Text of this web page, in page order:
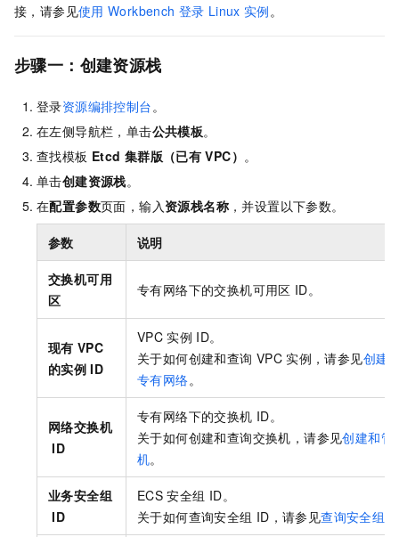
接，请参见使用 Workbench 登录 Linux 实例。
步骤一：创建资源栈
登录资源编排控制台。
在左侧导航栏，单击公共模板。
查找模板 Etcd 集群版（已有 VPC） 。
单击创建资源栈。
在配置参数页面，输入资源栈名称 ，并设置以下参数。
参数 说明
交换机可用
区
专有网络下的交换机可用区 ID。
现有 VPC
的实例 ID
VPC 实例 ID。
关于如何创建和查询 VPC 实例，请参见创建
专有网络。
网络交换机
ID
专有网络下的交换机 ID。
关于如何创建和查询交换机，请参见创建和管
机。
业务安全组
ID
ECS 安全组 ID。
关于如何查询安全组 ID，请参见查询安全组